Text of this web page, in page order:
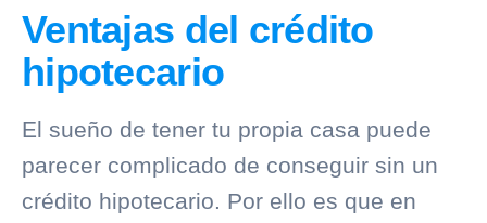
Ventajas del crédito
hipotecario
El sueño de tener tu propia casa puede
parecer complicado de conseguir sin un
crédito hipotecario. Por ello es que en